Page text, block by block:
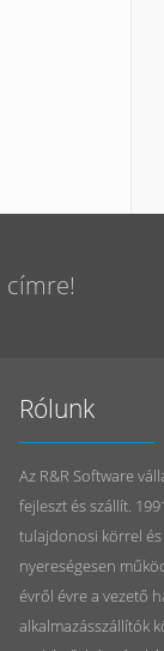
címre!
Rólunk
Az R&R Software
fejleszt és szállít.
tulajdonosi körrel
nyereségesen
évről évre a vezető
alkalmazásszállítók